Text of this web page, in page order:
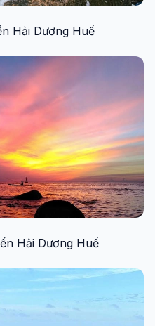
Hải Dương Huế
Hải Dương Huế